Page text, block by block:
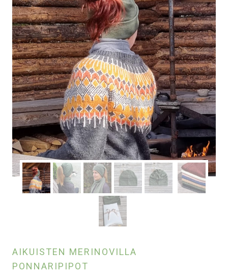
AIKUISTEN MERINOVILLA
PONNARIPIPOT